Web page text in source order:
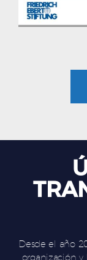
Desde el año
organización